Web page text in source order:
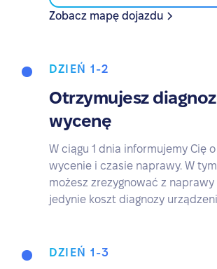
Zobacz mapę dojazdu
DZIEŃ 1-2
Otrzymujesz
wycenę
W ciągu 1 dnia informujemy Cię
wycenie i czasie naprawy. W
możesz zrezygnować z naprawy
jedynie koszt diagnozy
DZIEŃ 1-3